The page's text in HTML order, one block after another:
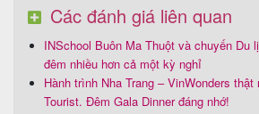
Các đánh giá liên quan
INSchool Buôn Ma Thuột và chuyến Du
đêm nhiều hơn cả một kỳ nghỉ
Hành trình Nha Trang – VinWonders
Tourist. Đêm Gala Dinner đáng nhớ!